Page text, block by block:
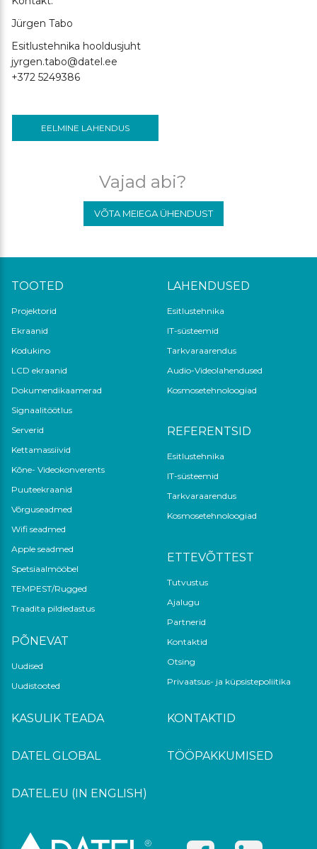
Jürgen Tabo
Esitlustehnika hooldusjuht
jyrgen.tabo@datel.ee
+372 5249386
EELMINE LAHENDUS
Vajad abi?
VÕTA MEIEGA ÜHENDUST
TOOTED
Projektorid
Ekraanid
Kodukino
LCD ekraanid
Dokumendikaamerad
Signaalitöötlus
Serverid
Kettamassiivid
Kõne- Videokonverents
Puuteekraanid
Võrguseadmed
Wifi seadmed
Apple seadmed
Spetsiaalmööbel
TEMPEST/Rugged
Traadita pildiedastus
LAHENDUSED
Esitlustehnika
IT-süsteemid
Tarkvaraarendus
Audio-Videolahendused
Kosmosetehnoloogiad
REFERENTSID
Esitlustehnika
IT-süsteemid
Tarkvaraarendus
Kosmosetehnoloogiad
ETTEVÕTTEST
Tutvustus
Ajalugu
Partnerid
Kontaktid
Otsing
Privaatsus- ja küpsistepoliitika
PÕNEVAT
Uudised
Uudistooted
KASULIK TEADA KONTAKTID
DATEL GLOBAL TÖÖPAKKUMISED
DATEL.EU (IN ENGLISH)